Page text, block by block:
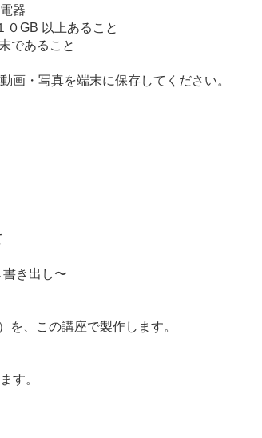
器
以上あること
末であること
画・写真を端末に保存してください。
き出し〜
を、この講座で製作します。
す。